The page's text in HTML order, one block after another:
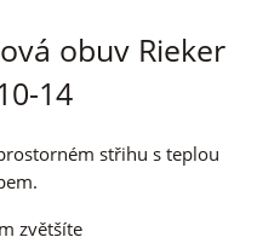
obuv Rieker
14
střihu s teplou
zvětšíte